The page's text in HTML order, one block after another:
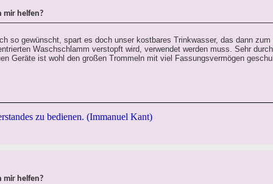
mir helfen?
so gewünscht, spart es doch unser kostbares Trinkwasser, das dann zum
Waschschlamm verstopft wird, verwendet werden muss. Sehr
Geräte ist wohl den großen Trommeln mit viel Fassungsvermögen
zu bedienen. (Immanuel Kant)
mir helfen?